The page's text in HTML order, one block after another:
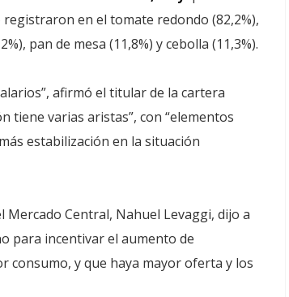
en el tomate redondo (82,2%),
pan de mesa (11,8%) y cebolla (11,3%).
afirmó el titular de la cartera
tiene varias aristas”, con “elementos
estabilización en la situación
Central, Nahuel Levaggi, dijo a
para incentivar el aumento de
consumo, y que haya mayor oferta y los